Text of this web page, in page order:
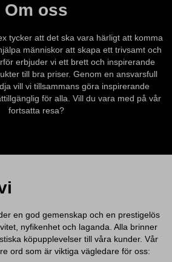
Om oss
tycker att det ska vara härligt att komma
människor att skapa ett trivsamt och
erbjuder vi ett brett och inspirerande
till bra priser. Genom en ansvarsfull
vill vi tillsammans göra inspirerande
för alla. Vill du vara med på vår
fortsatta resa?
en god gemenskap och en prestigelös
nyfikenhet och laganda. Alla brinner
köpupplevelser till våra kunder. Vår
ord som är viktiga vägledare för oss: